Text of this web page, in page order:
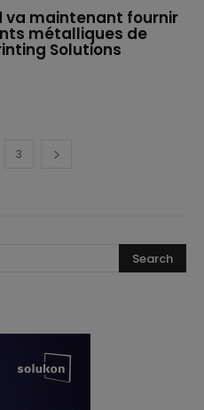
va maintenant fournir
métalliques de
Solutions
3